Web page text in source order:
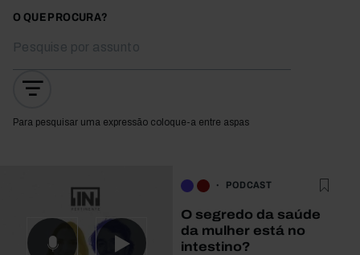
O QUE PROCURA?
Para pesquisar uma expressão coloque-a entre aspas
PODCAST
O segredo da saúde
da mulher está no
intestino?